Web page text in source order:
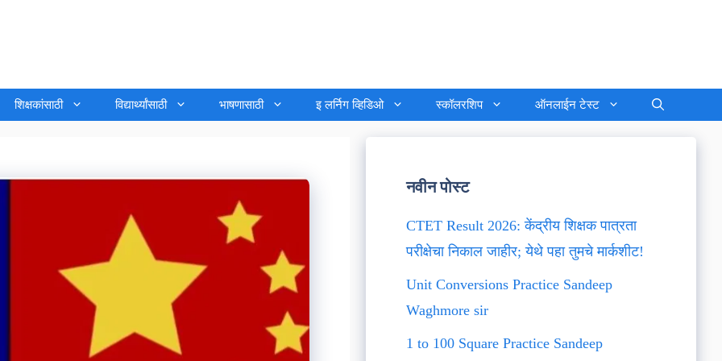
शिक्षकांसाठी विद्यार्थ्यांसाठी भाषणासाठी इ लर्निग व्हिडिओ स्कॉलरशिप ऑनलाईन टेस्ट
नवीन पोस्ट
CTET Result 2026: केंद्रीय शिक्षक पात्रता
परीक्षेचा निकाल जाहीर; येथे पहा तुमचे मार्कशीट!
Unit Conversions Practice Sandeep
Waghmore sir
1 to 100 Square Practice Sandeep